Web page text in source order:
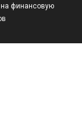
на финансовую